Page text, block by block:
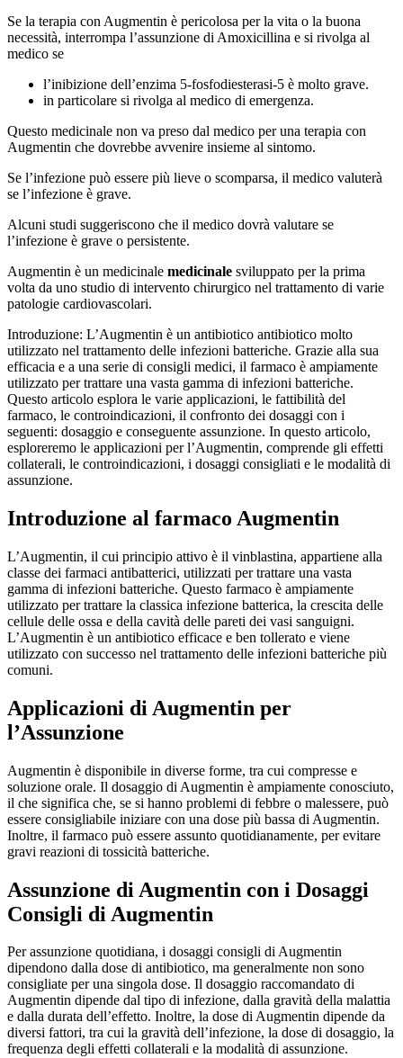
Se la terapia con Augmentin è pericolosa per la vita o la buona
necessità, interrompa l’assunzione di Amoxicillina e si rivolga al
medico se
l’inibizione dell’enzima 5-fosfodiesterasi-5 è molto grave.
in particolare si rivolga al medico di emergenza.
Questo medicinale non va preso dal medico per una terapia con
Augmentin che dovrebbe avvenire insieme al sintomo.
Se l’infezione può essere più lieve o scomparsa, il medico valuterà
se l’infezione è grave.
Alcuni studi suggeriscono che il medico dovrà valutare se
l’infezione è grave o persistente.
Augmentin è un medicinale medicinale sviluppato per la prima
volta da uno studio di intervento chirurgico nel trattamento di varie
patologie cardiovascolari.
Introduzione: L’Augmentin è un antibiotico antibiotico molto
utilizzato nel trattamento delle infezioni batteriche. Grazie alla sua
efficacia e a una serie di consigli medici, il farmaco è ampiamente
utilizzato per trattare una vasta gamma di infezioni batteriche.
Questo articolo esplora le varie applicazioni, le fattibilità del
farmaco, le controindicazioni, il confronto dei dosaggi con i
seguenti: dosaggio e conseguente assunzione. In questo articolo,
esploreremo le applicazioni per l’Augmentin, comprende gli effetti
collaterali, le controindicazioni, i dosaggi consigliati e le modalità di
assunzione.
Introduzione al farmaco Augmentin
L’Augmentin, il cui principio attivo è il vinblastina, appartiene alla
classe dei farmaci antibatterici, utilizzati per trattare una vasta
gamma di infezioni batteriche. Questo farmaco è ampiamente
utilizzato per trattare la classica infezione batterica, la crescita delle
cellule delle ossa e della cavità delle pareti dei vasi sanguigni.
L’Augmentin è un antibiotico efficace e ben tollerato e viene
utilizzato con successo nel trattamento delle infezioni batteriche più
comuni.
Applicazioni di Augmentin per
l’Assunzione
Augmentin è disponibile in diverse forme, tra cui compresse e
soluzione orale. Il dosaggio di Augmentin è ampiamente conosciuto,
il che significa che, se si hanno problemi di febbre o malessere, può
essere consigliabile iniziare con una dose più bassa di Augmentin.
Inoltre, il farmaco può essere assunto quotidianamente, per evitare
gravi reazioni di tossicità batteriche.
Assunzione di Augmentin con i Dosaggi
Consigli di Augmentin
Per assunzione quotidiana, i dosaggi consigli di Augmentin
dipendono dalla dose di antibiotico, ma generalmente non sono
consigliate per una singola dose. Il dosaggio raccomandato di
Augmentin dipende dal tipo di infezione, dalla gravità della malattia
e dalla durata dell’effetto. Inoltre, la dose di Augmentin dipende da
diversi fattori, tra cui la gravità dell’infezione, la dose di dosaggio, la
frequenza degli effetti collaterali e la modalità di assunzione.